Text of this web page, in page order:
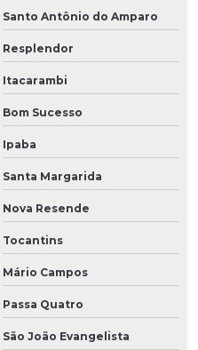
Santo Antônio do Amparo
Resplendor
Itacarambi
Bom Sucesso
Ipaba
Santa Margarida
Nova Resende
Tocantins
Mário Campos
Passa Quatro
São João Evangelista